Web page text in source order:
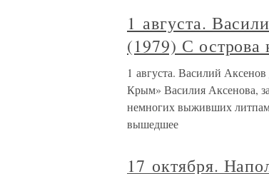
1 августа.
(1979) С острова
1 августа. Василий
Крым» Василия Аксенова,
немногих выживших
вышедшее
17 октября.